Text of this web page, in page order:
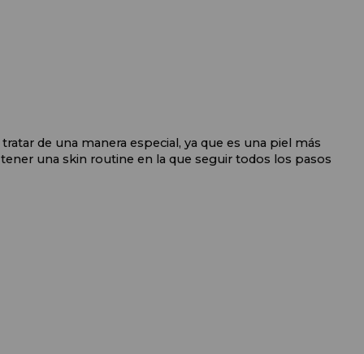
de una manera especial, ya que es una piel más
una skin routine en la que seguir todos los pasos